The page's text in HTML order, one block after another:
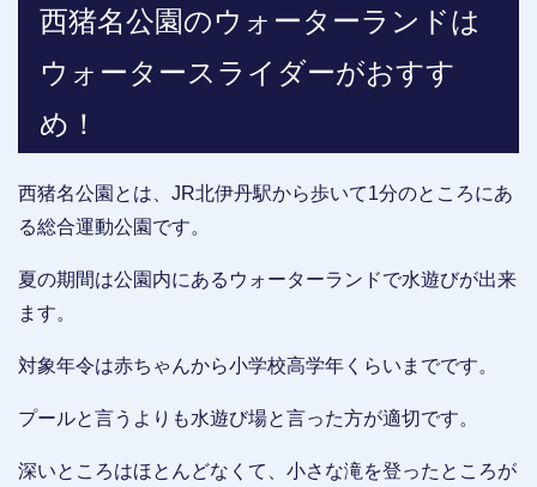
西猪名公園のウォーターランドは
ウォータースライダーがおすす
め！
西猪名公園とは、JR北伊丹駅から歩いて1分のところにあ
る総合運動公園です。
夏の期間は公園内にあるウォーターランドで水遊びが出来
ます。
対象年令は赤ちゃんから小学校高学年くらいまでです。
プールと言うよりも水遊び場と言った方が適切です。
深いところはほとんどなくて、小さな滝を登ったところが